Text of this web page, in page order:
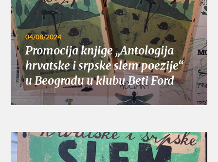
04/08/2024
Promocija knjige ,,Antologija
hrvatske i srpske slem poezije“
u Beogradu u klubu Beti Ford